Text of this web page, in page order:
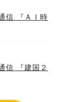
信 『ＡＩ時
信 『建国２